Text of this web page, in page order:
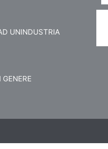
UNINDUSTRIA